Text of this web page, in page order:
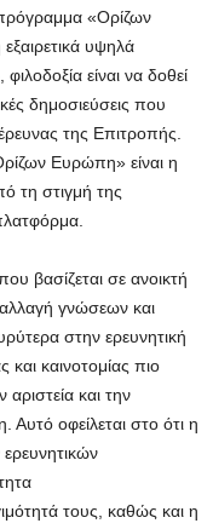
«Ορίζων
υψηλά
είναι να δοθεί
δημοσιεύσεις που
της Επιτροπής.
Ευρώπη» είναι η
τη στιγμή της
βασίζεται σε ανοικτή
γνώσεων και
στην ερευνητική
καινοτομίας πιο
αριστεία και την
Αυτό οφείλεται στο ότι η
τους, καθώς και η